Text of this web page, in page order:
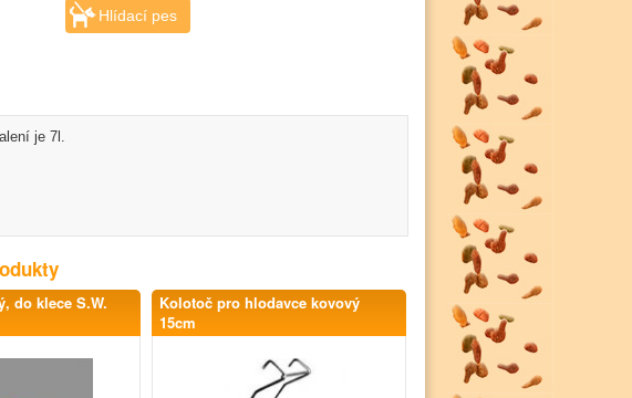
Hlídací pes
je 7l.
do klece S.W.
Kolotoč pro hlodavce kovový
15cm